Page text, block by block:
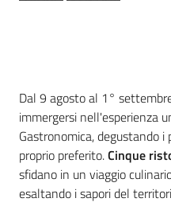
Argomenti
Novità
Introduzione
Dal 9 agosto al 1°
immergersi nell'esperienza
Gastronomica, degustando
proprio preferito.Cinque
sfidano in un viaggio
esaltando i sapori del